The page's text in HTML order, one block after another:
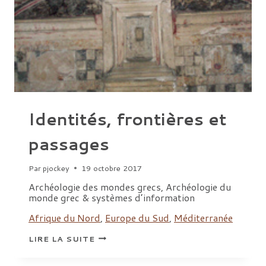
Identités, frontières et
passages
Par pjockey 19 octobre 2017
Archéologie des mondes grecs, Archéologie du
monde grec & systèmes d’information
Afrique du Nord, Europe du Sud, Méditerranée
LIRE LA SUITEIDENTITÉS,
FRONTIÈRES